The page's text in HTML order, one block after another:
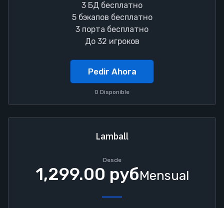
3 БД бесплатно
5 бэкапов бесплатно
3 порта бесплатно
До 32 игроков
Pedir Ahora
0 Disponible
Lamball
Desde
1,299.00 рубMensual